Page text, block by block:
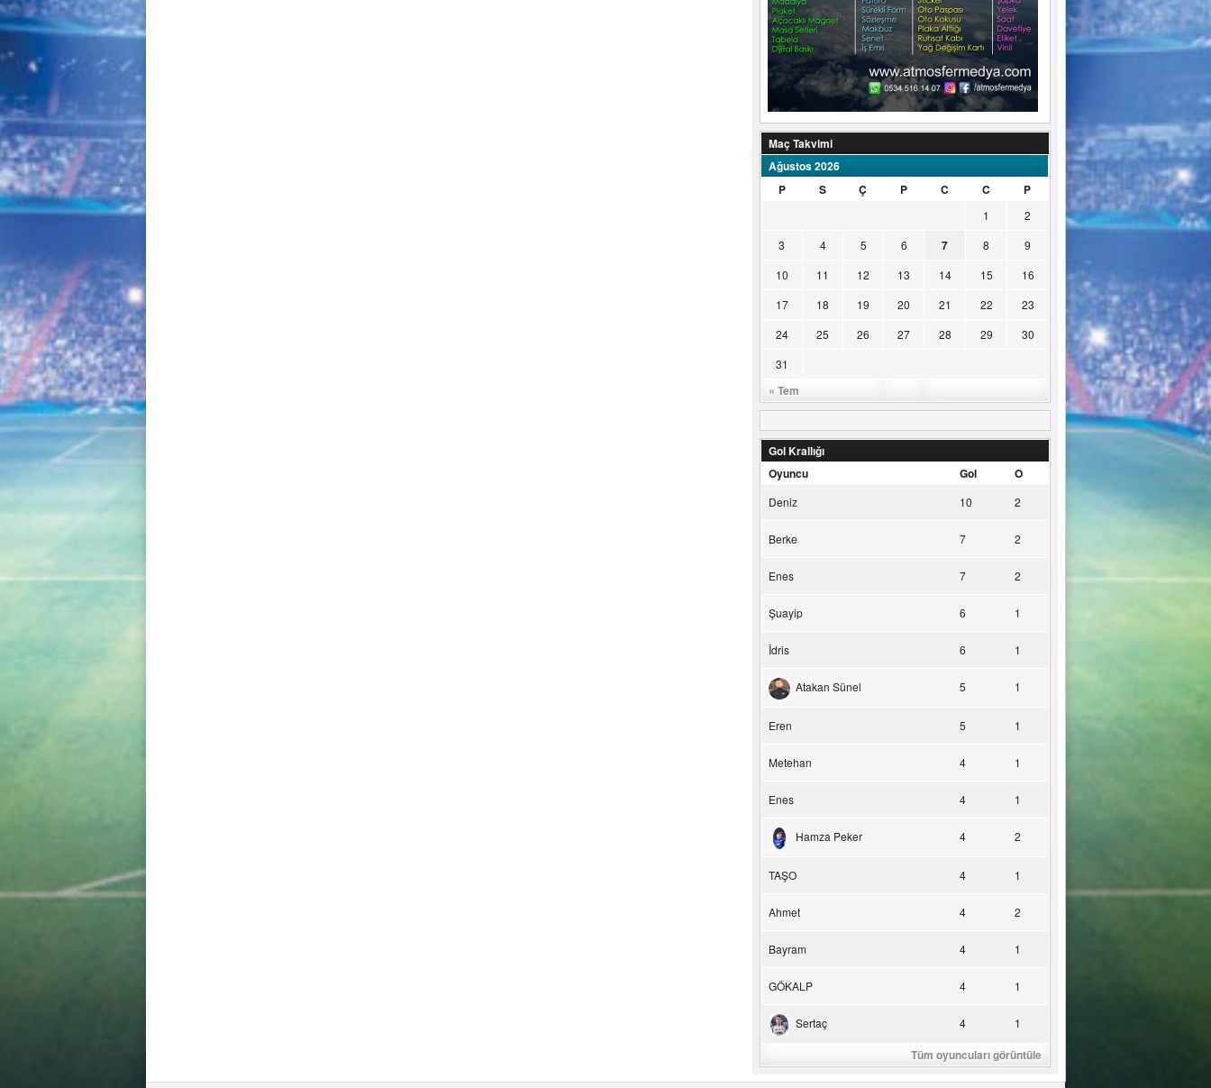
Maç Takvimi
Ağustos 2026
P
S Ç P C C P
« Tem
1
2
3
4 5 6 7 8
9
10
11 12 13 14 15
16
17
18 19 20 21 22
23
24
25 26 27 28 29
30
31
Gol Krallığı
Oyuncu
Gol O
Deniz 10 2
Berke 7 2
Enes 7 2
Şuayip 6 1
İdris 6 1
Atakan Sünel 5 1
Eren 5 1
Metehan 4 1
Enes 4 1
Hamza Peker 4 2
TAŞO 4 1
Ahmet 4 2
Bayram 4 1
GÖKALP 4 1
Sertaç 4 1
Tüm oyuncuları görüntüle